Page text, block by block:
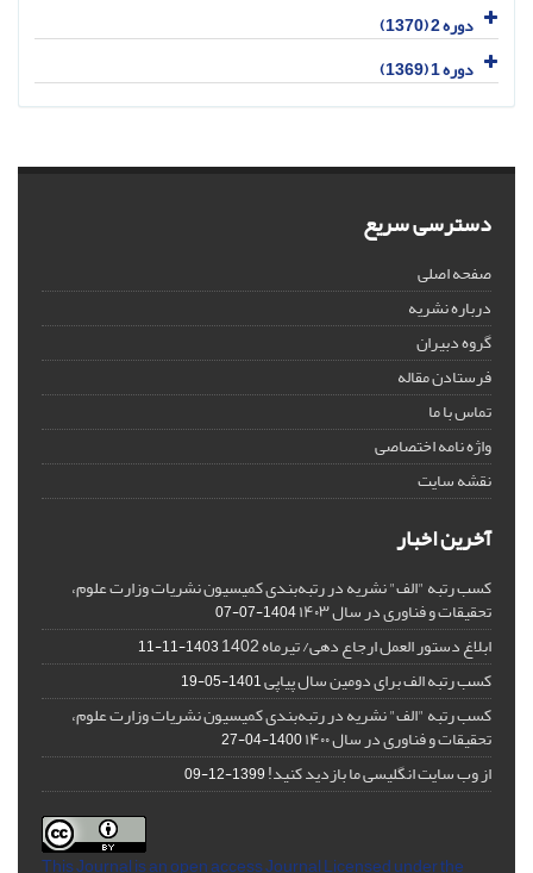
دوره 2 (1370)
دوره 1 (1369)
دسترسی سریع
صفحه اصلی
درباره نشریه
گروه دبیران
فرستادن مقاله
تماس با ما
واژه نامه اختصاصی
نقشه سایت
آخرین اخبار
کسب رتبه "الف" نشریه در رتبه‌بندی کمیسیون نشریات وزارت علوم،
تحقیقات و فناوری در سال ۱۴۰۳ 1404-07-07
ابلاغ دستور العمل ارجاع دهی/ تیرماه 1402 1403-11-11
کسب رتبه الف برای دومین سال پیاپی1401-05-19
کسب رتبه "الف" نشریه در رتبه‌بندی کمیسیون نشریات وزارت علوم،
تحقیقات و فناوری در سال ۱۴۰۰ 1400-04-27
از وب سایت انگلیسی ما بازدید کنید!1399-12-09
This Journal is an open access Journal Licensedunder the